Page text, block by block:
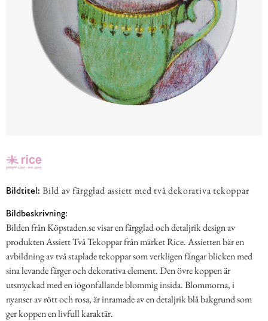
Bildtitel: Bild av färgglad assiett med två dekorativa tekoppar
Bildbeskrivning:
Bilden från Köpstaden.se visar en färgglad och detaljrik design av
produkten Assiett Två Tekoppar från märket Rice. Assietten bär en
avbildning av två staplade tekoppar som verkligen fångar blicken med
sina levande färger och dekorativa element. Den övre koppen är
utsmyckad med en iögonfallande blommig insida. Blommorna, i
nyanser av rött och rosa, är inramade av en detaljrik blå bakgrund som
ger koppen en livfull karaktär.